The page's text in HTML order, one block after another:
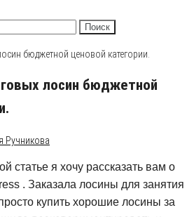
лосин бюджетной
Ручникова
статье я хочу рассказать вам о
. Заказала лосины для занятия
купить хорошие лосины за